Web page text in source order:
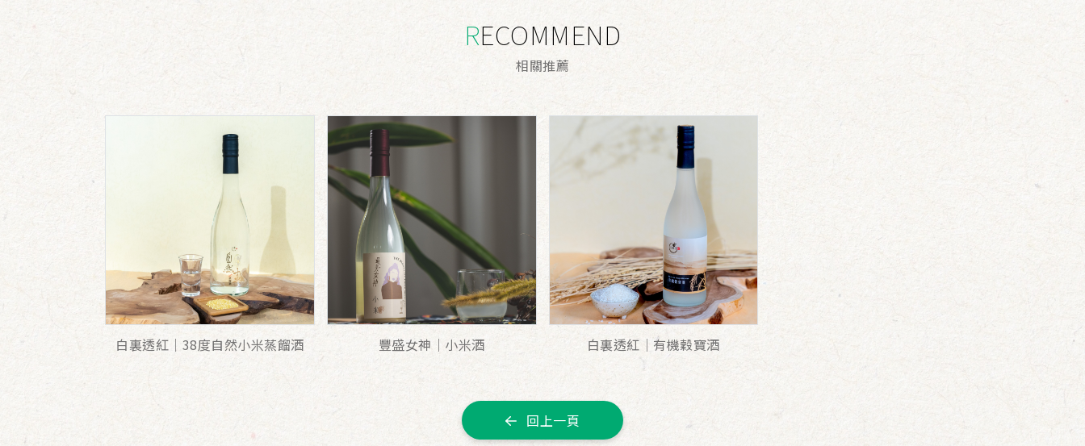
RECOMMEND
相關推薦
白裏透紅│38度自然小米蒸餾酒 豐盛女神｜小米酒 白裏透紅│有機穀寶酒
回上一頁